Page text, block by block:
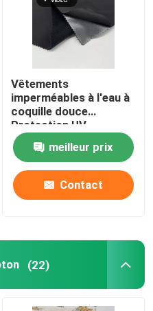
Vêtements
imperméables à l'eau à
coquille douce
Protection UV
95%polyester 5%
spandexmeilleur prix
Contact
(22)